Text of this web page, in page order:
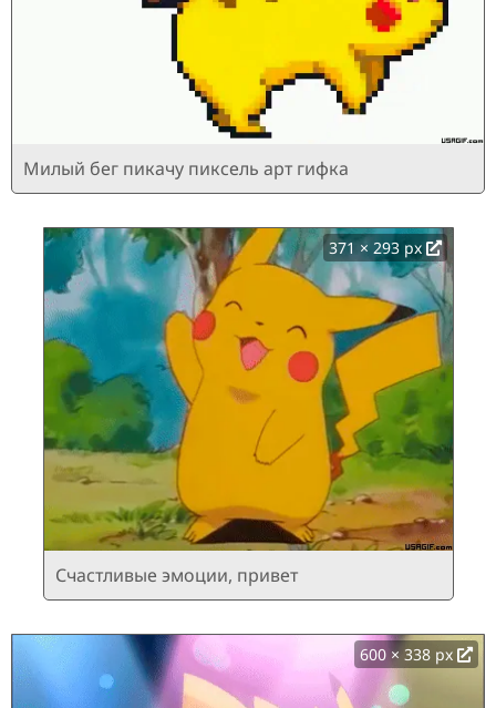
Милый бег пикачу пиксель арт гифка
371 × 293 px
Счастливые эмоции, привет
600 × 338 px